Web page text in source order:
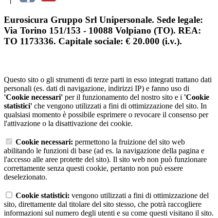
Eurosicura Gruppo Srl Unipersonale. Sede legale:
Via Torino 151/153 - 10088 Volpiano (TO). REA:
TO 1173336. Capitale sociale: € 20.000 (i.v.).
Questo sito o gli strumenti di terze parti in esso integrati trattano dati
personali (es. dati di navigazione, indirizzi IP) e fanno uso di
'Cookie necessari' per il funzionamento del nostro sito e i 'Cookie
statistici' che vengono utilizzati a fini di ottimizzazione del sito. In
qualsiasi momento è possibile esprimere o revocare il consenso per
l'attivazione o la disattivazione dei cookie.
Cookie necessari: permettono la fruizione del sito web
abilitando le funzioni di base (ad es. la navigazione della pagina e
l'accesso alle aree protette del sito). Il sito web non può funzionare
correttamente senza questi cookie, pertanto non può essere
deselezionato.
Cookie statistici: vengono utilizzati a fini di ottimizzazione del
sito, direttamente dal titolare del sito stesso, che potrà raccogliere
informazioni sul numero degli utenti e su come questi visitano il sito.